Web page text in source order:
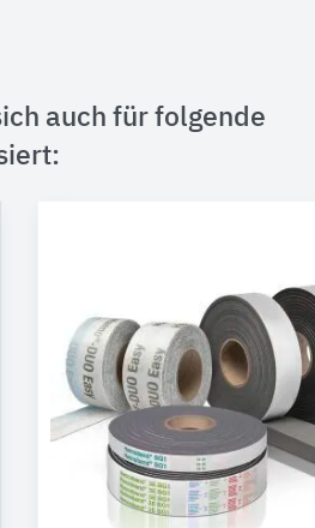
auch für folgende